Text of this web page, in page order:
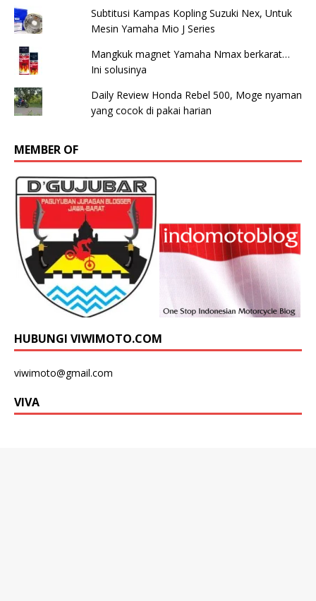
Subtitusi Kampas Kopling Suzuki Nex, Untuk
Mesin Yamaha Mio J Series
Mangkuk magnet Yamaha Nmax berkarat…
Ini solusinya
Daily Review Honda Rebel 500, Moge nyaman
yang cocok di pakai harian
MEMBER OF
HUBUNGI VIWIMOTO.COM
viwimoto@gmail.com
VIVA